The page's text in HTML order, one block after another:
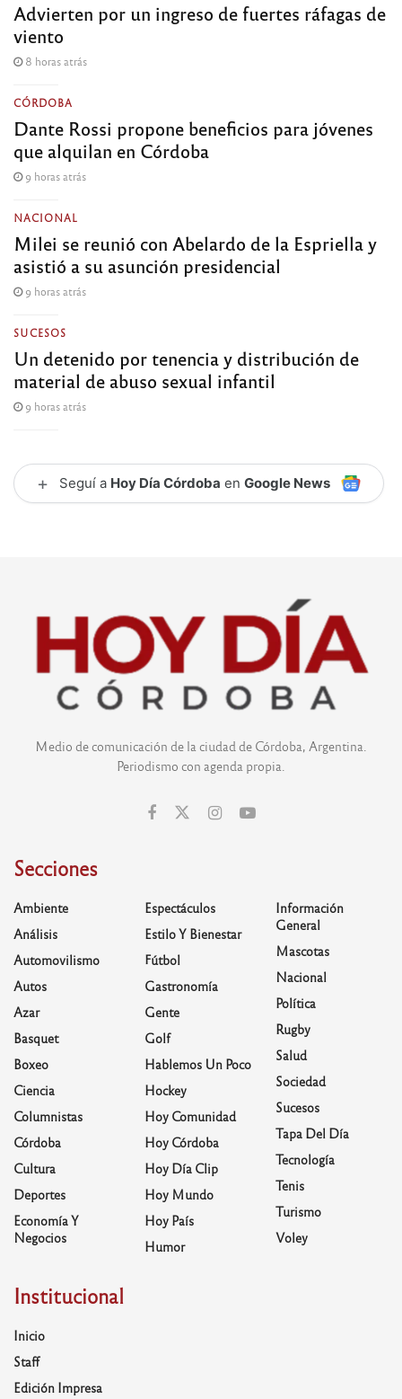
Advierten por un ingreso de fuertes ráfagas de
viento
8 horas atrás
CÓRDOBA
Dante Rossi propone beneficios para jóvenes
que alquilan en Córdoba
9 horas atrás
NACIONAL
Milei se reunió con Abelardo de la Espriella y
asistió a su asunción presidencial
9 horas atrás
SUCESOS
Un detenido por tenencia y distribución de
material de abuso sexual infantil
9 horas atrás
+ Seguí a Hoy Día Córdoba en Google News
Medio de comunicación de la ciudad de Córdoba, Argentina.
Periodismo con agenda propia.
Secciones
Ambiente
Análisis
Automovilismo
Autos
Azar
Basquet
Boxeo
Ciencia
Columnistas
Córdoba
Cultura
Deportes
Economía Y
Negocios
Espectáculos
Estilo Y Bienestar
Fútbol
Gastronomía
Gente
Golf
Hablemos Un Poco
Hockey
Hoy Comunidad
Hoy Córdoba
Hoy Día Clip
Hoy Mundo
Hoy País
Humor
Información
General
Mascotas
Nacional
Política
Rugby
Salud
Sociedad
Sucesos
Tapa Del Día
Tecnología
Tenis
Turismo
Voley
Institucional
Inicio
Staff
Edición Impresa